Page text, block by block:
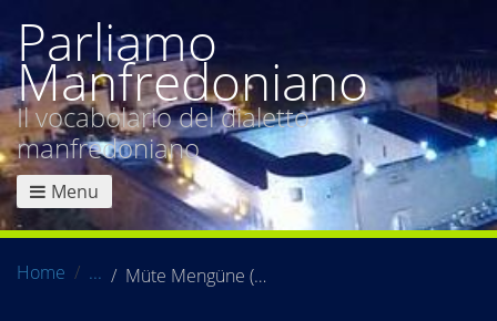
Parliamo
Manfredoniano
Il vocabolario del dialetto
manfredoniano
Menu
Home Müte Mengüne (fé ‘i)